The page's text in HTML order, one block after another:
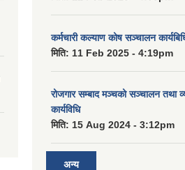
कर्मचारी कल्याण कोष सञ्चालन
मिति: 11 Feb 2025 - 4:19pm
रोजगार सम्बाद मञ्चको सञ्चालन तथा
कार्यविधि
मिति: 15 Aug 2024 - 3:12pm
अन्य